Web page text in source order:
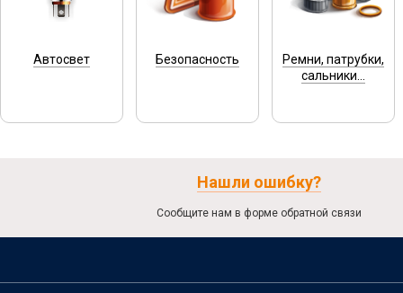
Автосвет Безопасность
Ремни, патрубки,
сальники...
Нашли ошибку?
Сообщите нам в форме обратной связи